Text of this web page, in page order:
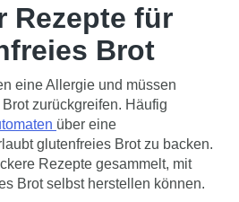
Brot
eine Allergie und müssen
zurückgreifen. Häufig
über eine
glutenfreies Brot zu backen.
Rezepte gesammelt, mit
Brot selbst herstellen können.